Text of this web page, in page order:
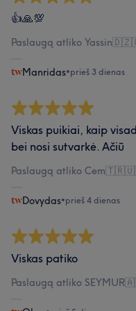
👍🙏💯
Paslaugą atliko
Manridas•prieš 3 dienas
Viskas puikiai, kaip
bei nosi sutvarkė. Ačiū
Paslaugą atliko
Dovydas•prieš 4 dienas
Viskas patiko
Paslaugą atliko